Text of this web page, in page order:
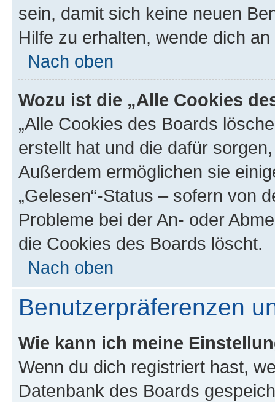
sein, damit sich keine neuen
Hilfe zu erhalten, wende dich
Nach oben
Wozu ist die „Alle Cookies
„Alle Cookies des Boards
erstellt hat und die dafür
Außerdem ermöglichen sie
„Gelesen“-Status – sofern von
Probleme bei der An- oder
die Cookies des Boards löscht.
Nach oben
Benutzerpräferenzen
Wie kann ich meine
Wenn du dich registriert hast,
Datenbank des Boards